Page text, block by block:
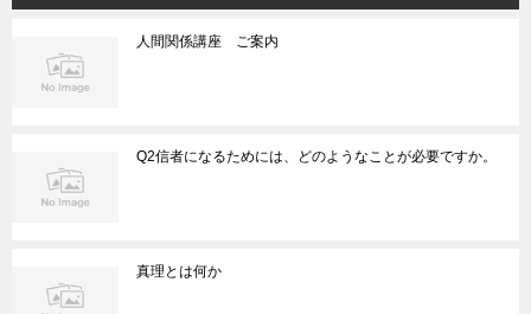
人間関係講座 ご案内
Q2信者になるためには、どのようなことが必要ですか。
真理とは何か